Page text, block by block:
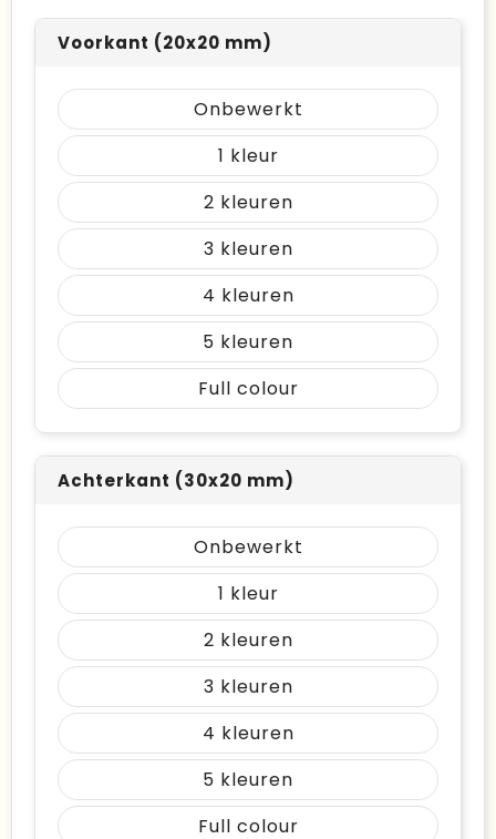
Voorkant (20x20 mm)
Onbewerkt
1
2
3
4
5
Full colour
Achterkant (30x20 mm)
Onbewerkt
1
2
3
4
5
Full colour